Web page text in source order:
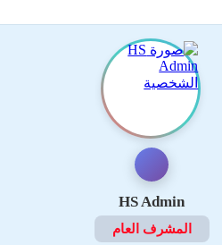
HS Admin
المشرف العام